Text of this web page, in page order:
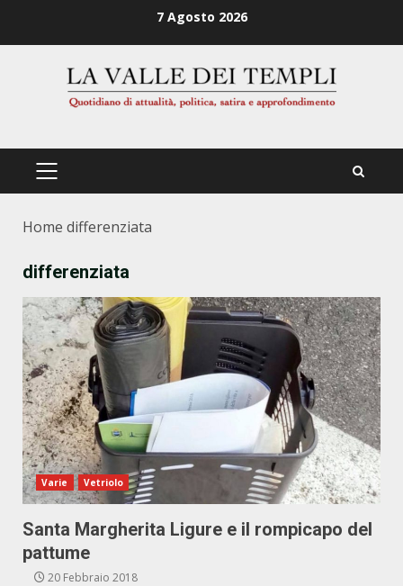
7 Agosto 2026
PRIMÄRES
Home differenziata
differenziata
Varie Vetriolo
Santa Margherita Ligure e il rompicapo del
pattume
20 Febbraio 2018